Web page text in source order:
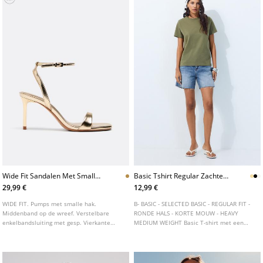
Wide Fit Sandalen Met Smalle
Hak
29,99 €
WIDE FIT. Pumps met smalle hak.
Middenband op de wreef. Verstelbare
enkelbandsluiting met gesp. Vierkante
Basic Tshirt Regular Zachte
Touch
12,99 €
B- BASIC - SELECTED BASIC - REGULAR FIT -
RONDE HALS - KORTE MOUW - HEAVY
MEDIUM WEIGHT Basic T-shirt met een
Ronde hals en korte mouwen. Verkrijgbaar
in verschillende kleuren.